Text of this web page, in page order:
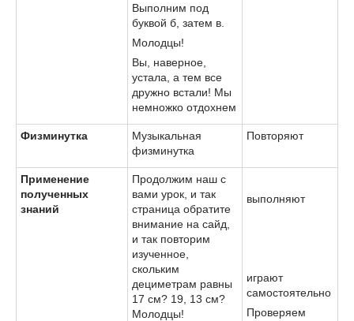
Выполним под
буквой б, затем в.
Молодцы!
Вы, наверное,
устала, а тем все
дружно встали! Мы
немножко отдохнем
Физминутка
Музыкальная
физминутка
Повторяют
Применение
полученных
знаний
Продолжим наш с
вами урок, и так
страница обратите
внимание на сайд,
и так повторим
изученное,
скольким
дециметрам равны
17 см? 19, 13 см?
Молодцы!
выполняют
играют
самостоятельно
Проверяем